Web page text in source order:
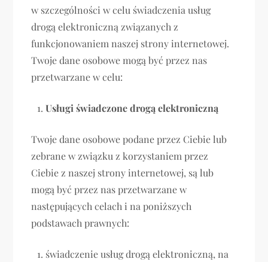
w szczególności w celu świadczenia usług
drogą elektroniczną związanych z
funkcjonowaniem naszej strony internetowej.
Twoje dane osobowe mogą być przez nas
przetwarzane w celu:
Usługi świadczone drogą elektroniczną
Twoje dane osobowe podane przez Ciebie lub
zebrane w związku z korzystaniem przez
Ciebie z naszej strony internetowej, są lub
mogą być przez nas przetwarzane w
następujących celach i na poniższych
podstawach prawnych:
świadczenie usług drogą elektroniczną, na